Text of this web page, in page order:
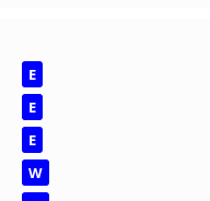
E
E
E
W